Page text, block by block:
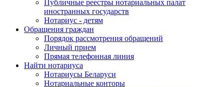
Публичные реестры нотариальных палат
иностранных государств
Нотариус - детям
Обращения граждан
Порядок рассмотрения обращений
Личный прием
Прямая телефонная линия
Найти нотариуса
Нотариусы Беларуси
Нотариальные конторы